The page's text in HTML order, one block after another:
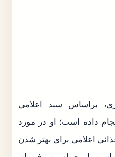
براساس سبد اعلامی
داده است؛ او در مورد
اعلامی برای بهتر شدن